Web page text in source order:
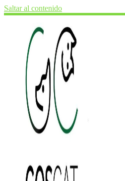
Saltar al contenido